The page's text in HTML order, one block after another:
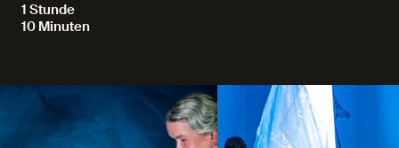
1 Stunde
10 Minuten